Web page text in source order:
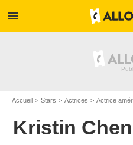
menu
Accueil Stars Actrices Actrice
Kristin